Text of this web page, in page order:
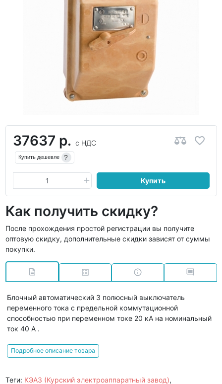
37637 р. с НДС
Купить дешевле ?
Купить
Как получить скидку?
После прохождения простой регистрации вы получите
оптовую скидку, дополнительные скидки зависят от суммы
покупки.
Блочный автоматический 3 полюсный выключатель
переменного тока с предельной коммутационной
способностью при переменном токе 20 кА на номинальный
ток 40 А .
Подробное описание товара
Теги: КЭАЗ (Курский электроаппаратный завод),